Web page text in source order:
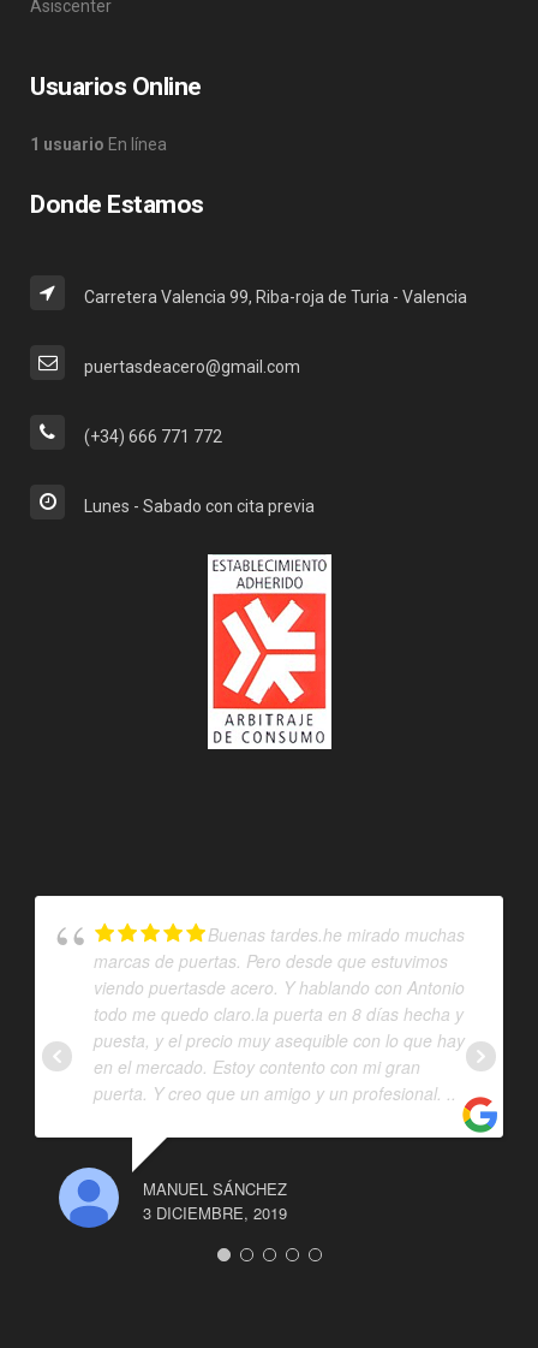
Asiscenter
Usuarios Online
1 usuario En línea
Donde Estamos
Carretera Valencia 99, Riba-roja de Turia - Valencia
puertasdeacero@gmail.com
(+34) 666 771 772
Lunes - Sabado con cita previa
Buenas tardes.he mirado muchas
marcas de puertas. Pero desde que estuvimos
viendo puertasde acero. Y hablando con Antonio
todo me quedo claro.la puerta en 8 días hecha y
puesta, y el precio muy asequible con lo que hay
en el mercado. Estoy contento con mi gran
puerta. Y creo que un amigo y un profesional. ..
MANUEL SÁNCHEZ
3 DICIEMBRE, 2019